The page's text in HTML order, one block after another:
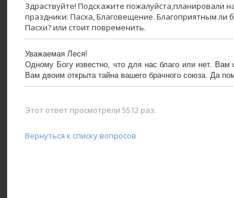
Здраствуйте! Подскажите пожалуйста,планировали
праздники: Пасха, Благовещение. Благоприятным
Пасхи? или стоит повременить.
Уважаемая Леся!
Одному Богу известно, что для нас благо или нет.
Вам двоим открыта тайна вашего брачного союза. Да
Этот ответ просмотрели 5512 раз.
Вернуться к списку вопросов